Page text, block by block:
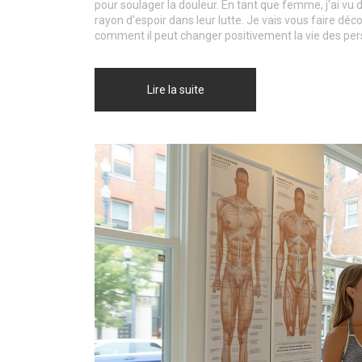
pour soulager la douleur. En tant que femme, j'ai
rayon d'espoir dans leur lutte. Je vais vous faire
comment il peut changer positivement la vie des
Lire la suite